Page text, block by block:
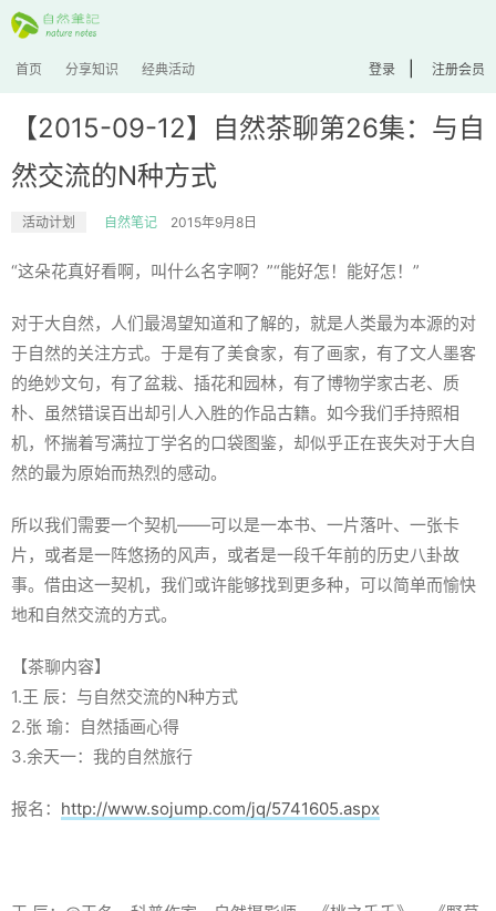
首页 分享知识 经典活动 登录 注册会员
【2015-09-12】自然茶聊第26集：与自
然交流的N种方式
活动计划 自然笔记 2015年9月8日
“这朵花真好看啊，叫什么名字啊？”“能好怎！能好怎！”
对于大自然，人们最渴望知道和了解的，就是人类最为本源的对
于自然的关注方式。于是有了美食家，有了画家，有了文人墨客
的绝妙文句，有了盆栽、插花和园林，有了博物学家古老、质
朴、虽然错误百出却引人入胜的作品古籍。如今我们手持照相
机，怀揣着写满拉丁学名的口袋图鉴，却似乎正在丧失对于大自
然的最为原始而热烈的感动。
所以我们需要一个契机——可以是一本书、一片落叶、一张卡
片，或者是一阵悠扬的风声，或者是一段千年前的历史八卦故
事。借由这一契机，我们或许能够找到更多种，可以简单而愉快
地和自然交流的方式。
【茶聊内容】
1.王 辰：与自然交流的N种方式
2.张 瑜：自然插画心得
3.余天一：我的自然旅行
报名： http://www.sojump.com/jq/5741605.aspx